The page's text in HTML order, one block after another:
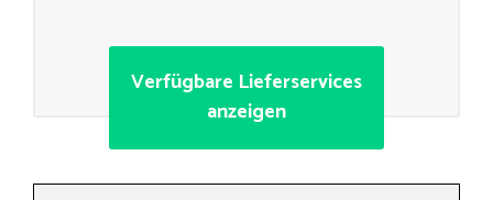
Verfügbare Lieferservices
anzeigen